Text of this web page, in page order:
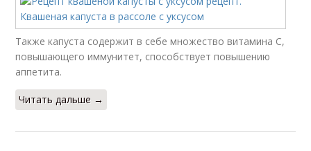
Также капуста содержит в себе множество витамина С,
повышающего иммунитет, способствует повышению
аппетита.
Читать дальше →